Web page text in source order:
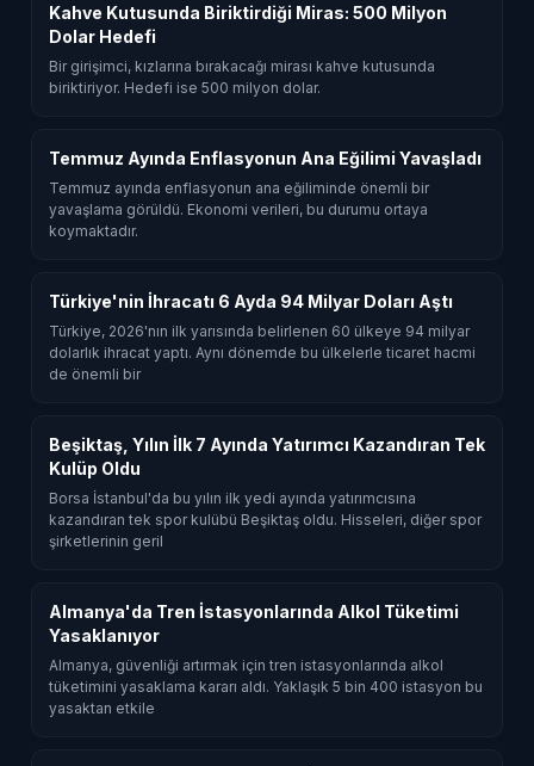
Kahve Kutusunda Biriktirdiği Miras: 500 Milyon
Dolar Hedefi
Bir girişimci, kızlarına bırakacağı mirası kahve kutusunda
biriktiriyor. Hedefi ise 500 milyon dolar.
Temmuz Ayında Enflasyonun Ana Eğilimi Yavaşladı
Temmuz ayında enflasyonun ana eğiliminde önemli bir
yavaşlama görüldü. Ekonomi verileri, bu durumu ortaya
koymaktadır.
Türkiye'nin İhracatı 6 Ayda 94 Milyar Doları Aştı
Türkiye, 2026'nın ilk yarısında belirlenen 60 ülkeye 94 milyar
dolarlık ihracat yaptı. Aynı dönemde bu ülkelerle ticaret hacmi
de önemli bir
Beşiktaş, Yılın İlk 7 Ayında Yatırımcı Kazandıran Tek
Kulüp Oldu
Borsa İstanbul'da bu yılın ilk yedi ayında yatırımcısına
kazandıran tek spor kulübü Beşiktaş oldu. Hisseleri, diğer spor
şirketlerinin geril
Almanya'da Tren İstasyonlarında Alkol Tüketimi
Yasaklanıyor
Almanya, güvenliği artırmak için tren istasyonlarında alkol
tüketimini yasaklama kararı aldı. Yaklaşık 5 bin 400 istasyon bu
yasaktan etkile